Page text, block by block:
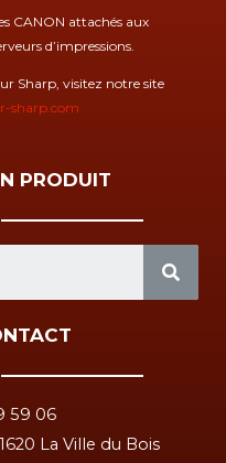
CANON attachés aux
d’impressions.
Sharp, visitez notre site
sharp.com
PRODUIT
59 06
La Ville du Bois